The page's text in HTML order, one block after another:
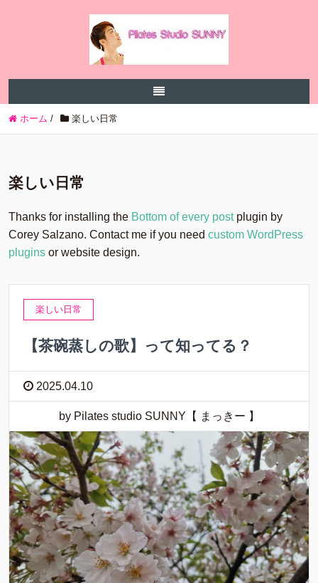
ホーム / 楽しい日常
楽しい日常
Thanks for installing the Bottom of every postplugin by
Corey Salzano. Contact me if you need custom WordPress
plugins or website design.
楽しい日常
【茶碗蒸しの歌】って知ってる？
2025.04.10
by Pilates studio SUNNY【 まっきー 】